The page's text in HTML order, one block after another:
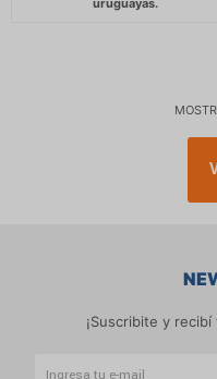
¡Suscribite y